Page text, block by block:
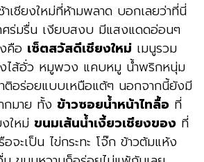
าเชียงใหม่ที่ห้ามพลาด บอกเลยว่าที่นี่
ศร่มรื่น เงียบสงบ มีแสงแดดอ่อนๆ
คือ เซ็ตสวัสดีเชียงใหม่ เมนูรวม
งไส้อั่ว หมูพวง แคบหมู น้ำพริกหนุ่ม
าติอร่อยแบบเหนือแต้ๆ นอกจากนี้ยังมี
กมาย ทั้ง ข้าวซอยน้ำหน้าไทลื้อ ที่
ใหม่ ขนมเส้นน้ำเงี้ยวเชียงของ ที่
จะเป็น ไข่กระทะ โจ๊ก ข้าวต้มแห้ง